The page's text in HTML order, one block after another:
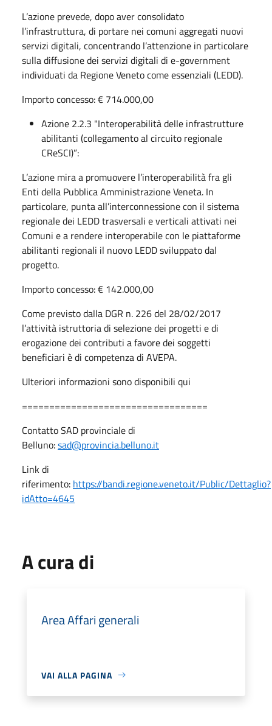
L’azione prevede, dopo aver consolidato
l’infrastruttura, di portare nei comuni aggregati nuovi
servizi digitali, concentrando l’attenzione in particolare
sulla diffusione dei servizi digitali di e-government
individuati da Regione Veneto come essenziali (LEDD).
Importo concesso: € 714.000,00
Azione 2.2.3 "Interoperabilità delle infrastrutture
abilitanti (collegamento al circuito regionale
CReSCI)”:
L’azione mira a promuovere l’interoperabilità fra gli
Enti della Pubblica Amministrazione Veneta. In
particolare, punta all’interconnessione con il sistema
regionale dei LEDD trasversali e verticali attivati nei
Comuni e a rendere interoperabile con le piattaforme
abilitanti regionali il nuovo LEDD sviluppato dal
progetto.
Importo concesso: € 142.000,00
Come previsto dalla DGR n. 226 del 28/02/2017
l’attività istruttoria di selezione dei progetti e di
erogazione dei contributi a favore dei soggetti
beneficiari è di competenza di AVEPA.
Ulteriori informazioni sono disponibili qui
==================================
Contatto SAD provinciale di
Belluno:sad@provincia.belluno.it
Link di
riferimento: https://bandi.regione.veneto.it/Public/Dettaglio?
idAtto=4645
A cura di
Area Affari generali
VAI ALLA PAGINA